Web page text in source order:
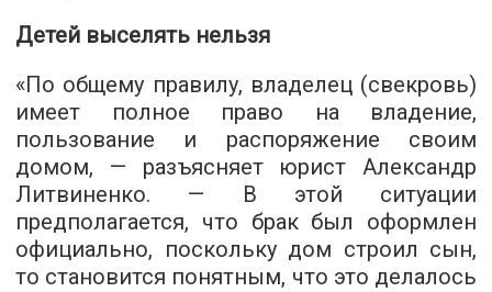
Детей выселять нельзя
«По общему правилу, владелец (свекровь)
имеет полное право на владение,
пользование и распоряжение своим
домом, — разъясняет юрист Александр
Литвиненко. — В этой ситуации
предполагается, что брак был оформлен
официально, поскольку дом строил сын,
то становится понятным, что это делалось